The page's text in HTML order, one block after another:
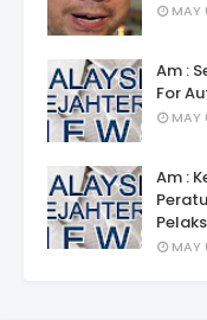
MAY
Am :
For
MAY
Am :
MAY